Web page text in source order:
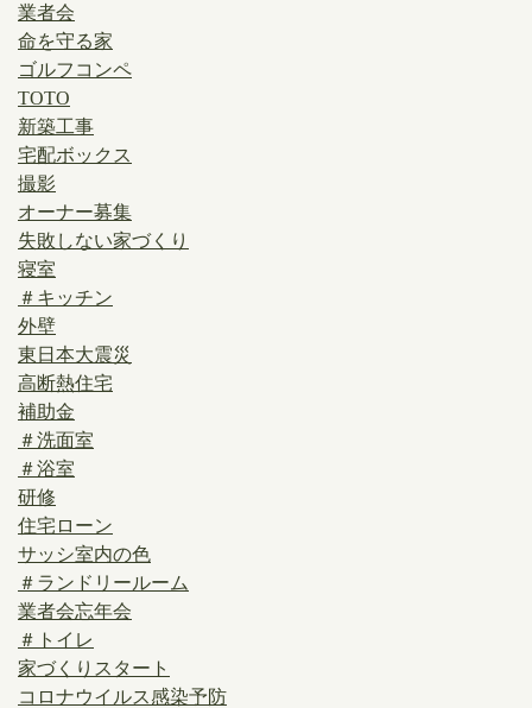
業者会
命を守る家
ゴルフコンペ
TOTO
新築工事
宅配ボックス
撮影
オーナー募集
失敗しない家づくり
寝室
＃キッチン
外壁
東日本大震災
高断熱住宅
補助金
＃洗面室
＃浴室
研修
住宅ローン
サッシ室内の色
＃ランドリールーム
業者会忘年会
＃トイレ
家づくりスタート
コロナウイルス感染予防